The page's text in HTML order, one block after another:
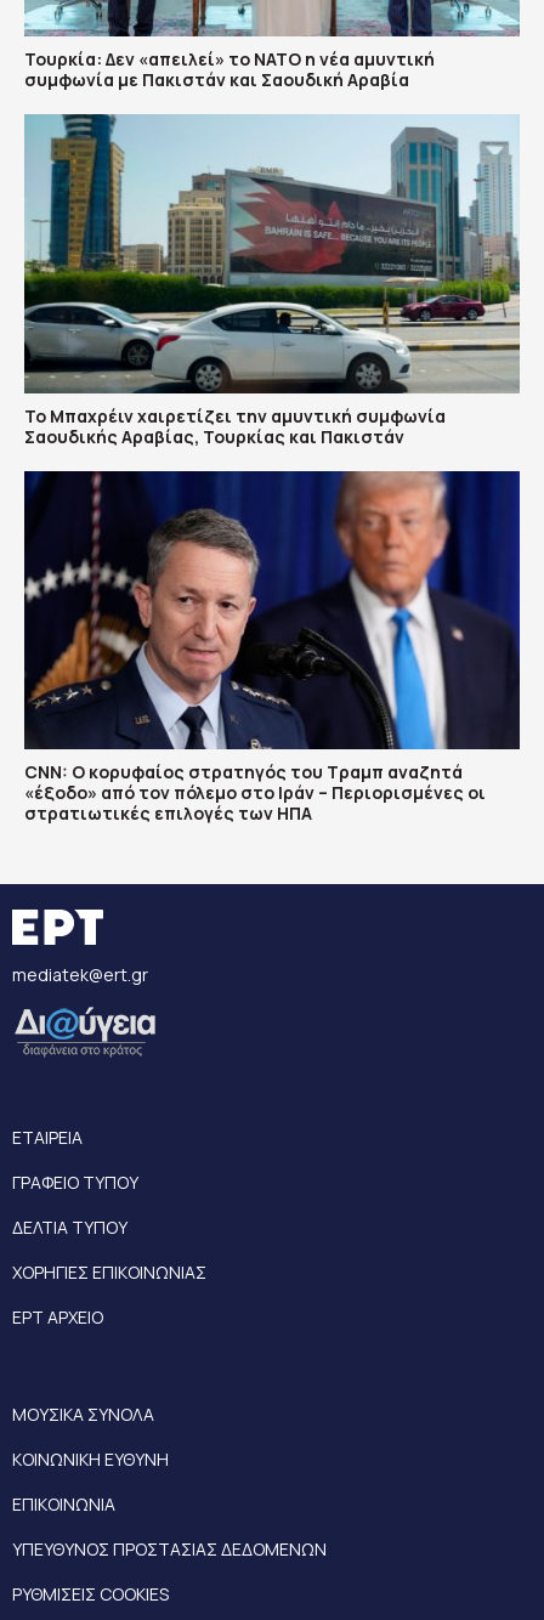
Τουρκία: Δεν «απειλεί» το ΝΑΤΟ η νέα αμυντική
συμφωνία με Πακιστάν και Σαουδική Αραβία
Το Μπαχρέιν χαιρετίζει την αμυντική συμφωνία
Σαουδικής Αραβίας, Τουρκίας και Πακιστάν
CNN: Ο κορυφαίος στρατηγός του Τραμπ αναζητά
«έξοδο» από τον πόλεμο στο Ιράν – Περιορισμένες οι
στρατιωτικές επιλογές των ΗΠΑ
mediatek@ert.gr
ΕΤΑΙΡΕΙΑ
ΓΡΑΦΕΙΟ ΤΥΠΟΥ
ΔΕΛΤΙΑ ΤΥΠΟΥ
ΧΟΡΗΓΙΕΣ ΕΠΙΚΟΙΝΩΝΙΑΣ
ΕΡΤ ΑΡΧΕΙΟ
ΜΟΥΣΙΚΑ ΣΥΝΟΛΑ
ΚΟΙΝΩΝΙΚΗ ΕΥΘΥΝΗ
ΕΠΙΚΟΙΝΩΝΙΑ
ΥΠΕΥΘΥΝΟΣ ΠΡΟΣΤΑΣΙΑΣ ΔΕΔΟΜΕΝΩΝ
ΡΥΘΜΙΣΕΙΣ COOKIES